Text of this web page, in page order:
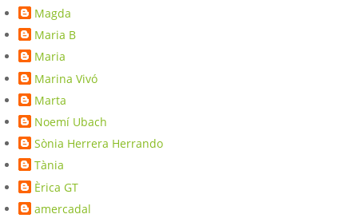
Magda
Maria B
Maria
Marina Vivó
Marta
Noemí Ubach
Sònia Herrera Herrando
Tània
Èrica GT
amercadal